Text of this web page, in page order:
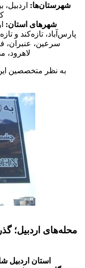
شهرستان‌ها:
شهرهای استان:
پارس‌آباد، تازه‌کند و
سرعین، عنبران،
لاهرود،
به نظر متخصصین
محله‌های اردبیل؛
استان